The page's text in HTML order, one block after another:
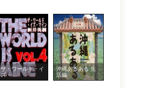
ザ・ワールド・イ
ズ・ ...
沖縄あるある 生
活編